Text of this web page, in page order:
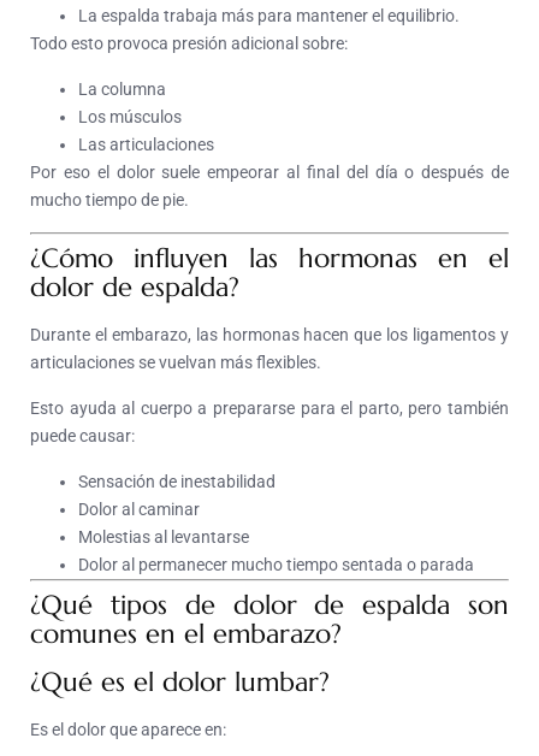
La espalda trabaja más para mantener el equilibrio.
Todo esto provoca presión adicional sobre:
La columna
Los músculos
Las articulaciones
Por eso el dolor suele empeorar al final del día o después de
mucho tiempo de pie.
¿Cómo influyen las hormonas en el
dolor de espalda?
Durante el embarazo, las hormonas hacen que los ligamentos y
articulaciones se vuelvan más flexibles.
Esto ayuda al cuerpo a prepararse para el parto, pero también
puede causar:
Sensación de inestabilidad
Dolor al caminar
Molestias al levantarse
Dolor al permanecer mucho tiempo sentada o parada
¿Qué tipos de dolor de espalda son
comunes en el embarazo?
¿Qué es el dolor lumbar?
Es el dolor que aparece en: